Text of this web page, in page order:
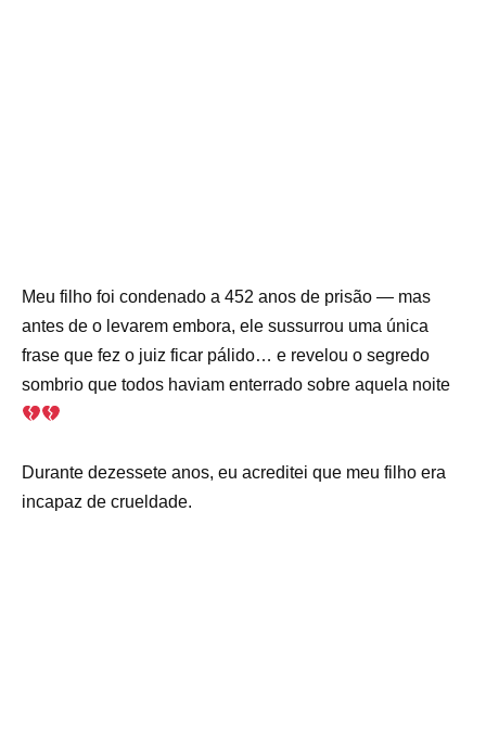
Meu filho foi condenado a 452 anos de prisão — mas
antes de o levarem embora, ele sussurrou uma única
frase que fez o juiz ficar pálido… e revelou o segredo
sombrio que todos haviam enterrado sobre aquela noite
Durante dezessete anos, eu acreditei que meu filho era
incapaz de crueldade.